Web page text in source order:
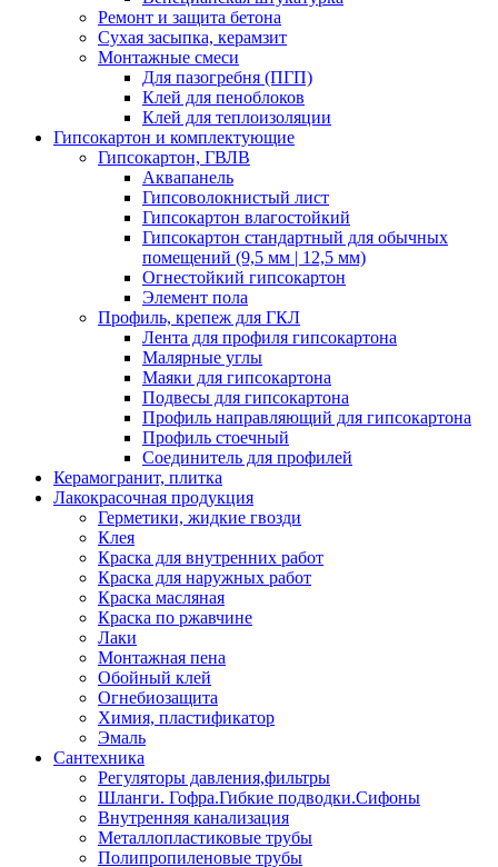
Ремонт и защита бетона
Сухая засыпка, керамзит
Монтажные смеси
Для пазогребня (ПГП)
Клей для пеноблоков
Клей для теплоизоляции
Гипсокартон и комплектующие
Гипсокартон, ГВЛВ
Аквапанель
Гипсоволокнистый лист
Гипсокартон влагостойкий
Гипсокартон стандартный для обычных
помещений (9,5 мм | 12,5 мм)
Огнестойкий гипсокартон
Элемент пола
Профиль, крепеж для ГКЛ
Лента для профиля гипсокартона
Малярные углы
Маяки для гипсокартона
Подвесы для гипсокартона
Профиль направляющий для гипсокартона
Профиль стоечный
Соединитель для профилей
Керамогранит, плитка
Лакокрасочная продукция
Герметики, жидкие гвозди
Клея
Краска для внутренних работ
Краска для наружных работ
Краска масляная
Краска по ржавчине
Лаки
Монтажная пена
Обойный клей
Огнебиозащита
Химия, пластификатор
Эмаль
Сантехника
Регуляторы давления,фильтры
Шланги. Гофра.Гибкие подводки.Сифоны
Внутренняя канализация
Металлопластиковые трубы
Полипропиленовые трубы